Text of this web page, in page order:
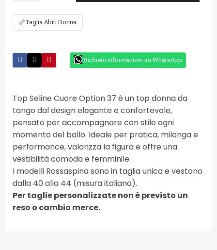
📏Taglia Abiti Donna
Richiedi informazioni su WhatsApp
Top Seline Cuore Option 37 è un top donna da
tango dal design elegante e confortevole,
pensato per accompagnare con stile ogni
momento del ballo. Ideale per pratica, milonga e
performance, valorizza la figura e offre una
vestibilità comoda e femminile.
I modelli Rossaspina sono in taglia unica e vestono
dalla 40 alla 44 (misura italiana).
Per taglie personalizzate non è previsto un
reso o cambio merce.